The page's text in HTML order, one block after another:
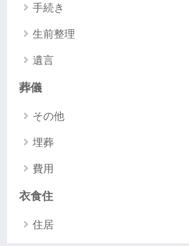
手続き
生前整理
遺言
葬儀
その他
埋葬
費用
衣食住
住居